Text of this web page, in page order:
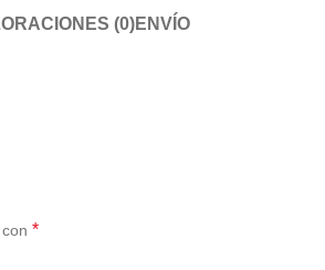
(0)ENVÍO
*